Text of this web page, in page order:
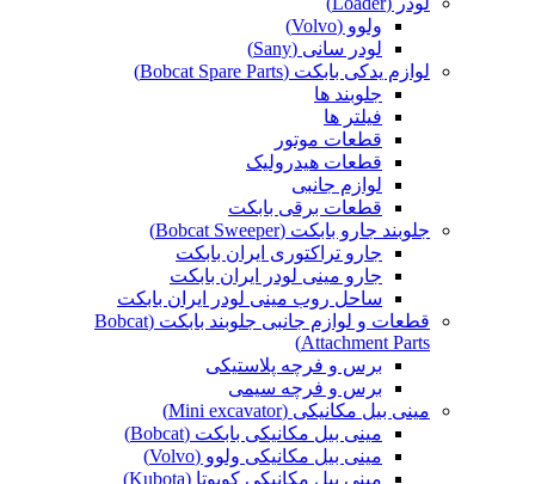
ولوو (Volvo)
لودر سانی (Sany)
لوازم یدکی بابکت (Bobcat Spare Parts)
جلوبند ها
فیلتر ها
قطعات موتور
قطعات هیدرولیک
لوازم جانبی
قطعات برقی بابکت
جلوبند جارو بابکت (Bobcat Sweeper)
جارو تراکتوری ایران بابکت
جارو مینی لودر ایران بابکت
ساحل روب مینی لودر ایران بابکت
قطعات و لوازم جانبی جلوبند بابکت (Bobcat
Attachment Parts)
برس و فرچه پلاستیکی
برس و فرچه سیمی
مینی بیل مکانیکی (Mini excavator)
مینی بیل مکانیکی بابکت (Bobcat)
مینی بیل مکانیکی ولوو (Volvo)
مینی بیل مکانیکی کوبوتا (Kubota)